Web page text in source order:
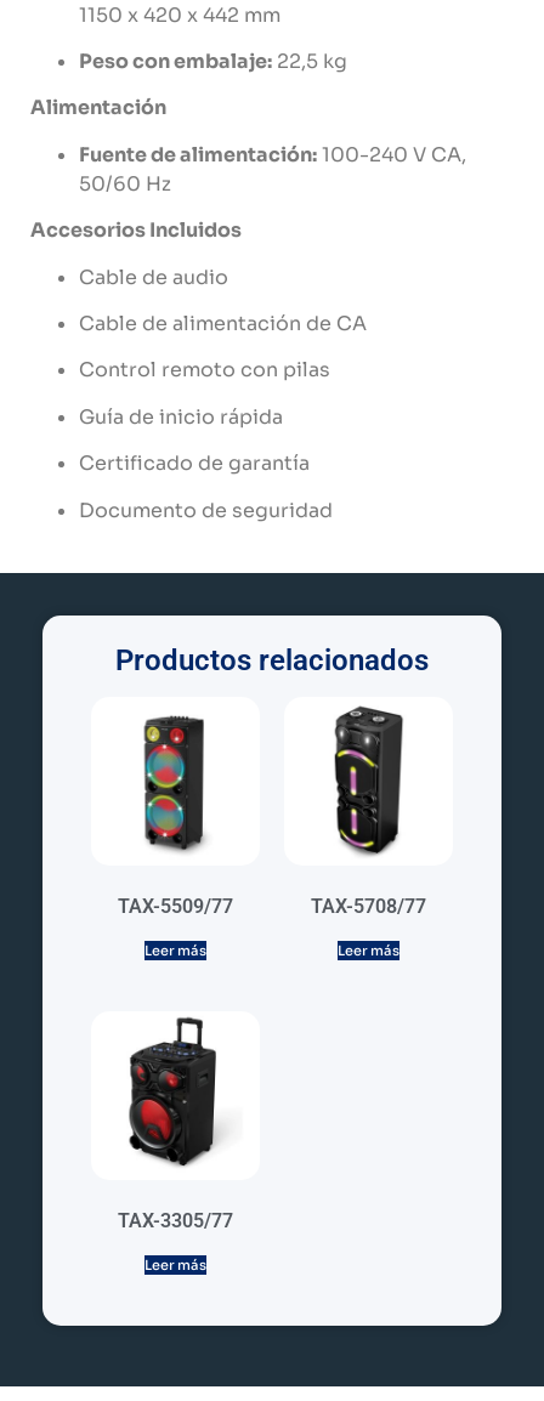
1150 x420 x442 mm
Pesoconembalaje: 22,5 kg
Alimentación
Fuentedealimentación:100-240 V CA,
50/60 Hz
AccesoriosIncluidos
Cable de audio
Cable de alimentación de CA
Control remoto con pilas
Guía de inicio rápida
Certificado de garantía
Documento de seguridad
Productos relacionados
TAX-5509/77
Leer más
TAX-5708/77
Leer más
TAX-3305/77
Leer más